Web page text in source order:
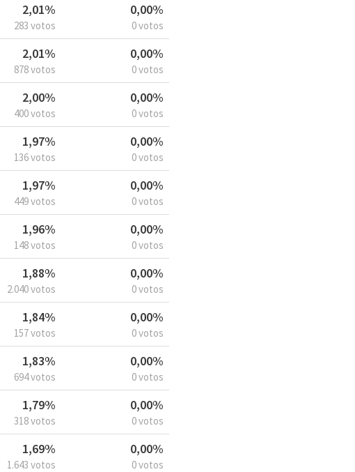
2,01%
283 votos
0,00%
0 votos
2,01%
878 votos
0,00%
0 votos
2,00%
400 votos
0,00%
0 votos
1,97%
136 votos
0,00%
0 votos
1,97%
449 votos
0,00%
0 votos
1,96%
148 votos
0,00%
0 votos
1,88%
2.040 votos
0,00%
0 votos
1,84%
157 votos
0,00%
0 votos
1,83%
694 votos
0,00%
0 votos
1,79%
318 votos
0,00%
0 votos
1,69%
1.643 votos
0,00%
0 votos